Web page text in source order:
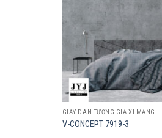
GIẤY DÁN TƯỜNG GIẢ XI MĂNG
V-CONCEPT 7919-3